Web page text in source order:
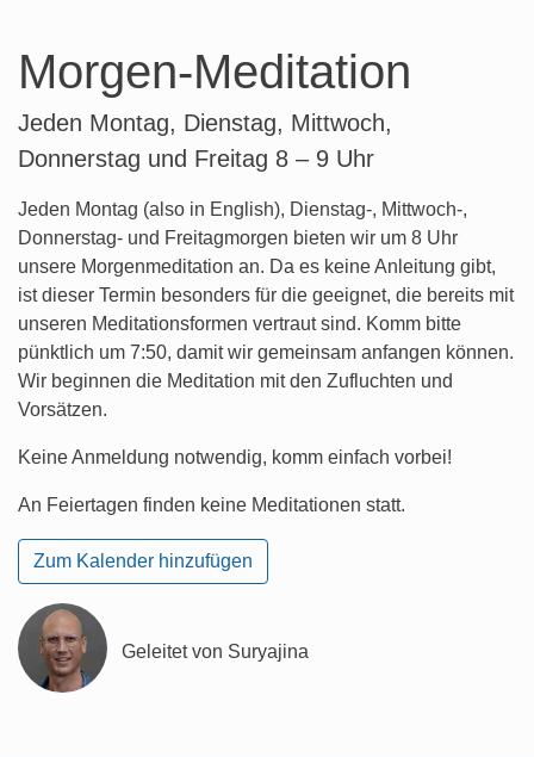
Morgen-Meditation
Jeden Montag, Dienstag, Mittwoch,
Donnerstag und Freitag 8 – 9 Uhr
Jeden Montag (also in English), Dienstag-, Mittwoch-,
Donnerstag- und Freitagmorgen bieten wir um 8 Uhr
unsere Morgenmeditation an. Da es keine Anleitung gibt,
ist dieser Termin besonders für die geeignet, die bereits mit
unseren Meditationsformen vertraut sind. Komm bitte
pünktlich um 7:50, damit wir gemeinsam anfangen können.
Wir beginnen die Meditation mit den Zufluchten und
Vorsätzen.
Keine Anmeldung notwendig, komm einfach vorbei!
An Feiertagen finden keine Meditationen statt.
Zum Kalender hinzufügen
Geleitet von Suryajina